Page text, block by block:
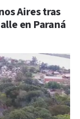
Aires tras
en Paraná